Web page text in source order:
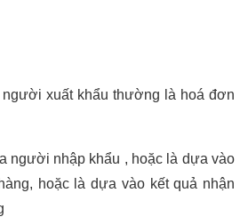
xuất khẩu thường là hoá đơn
người nhập khẩu , hoặc là dựa vào
hoặc là dựa vào kết quả nhận